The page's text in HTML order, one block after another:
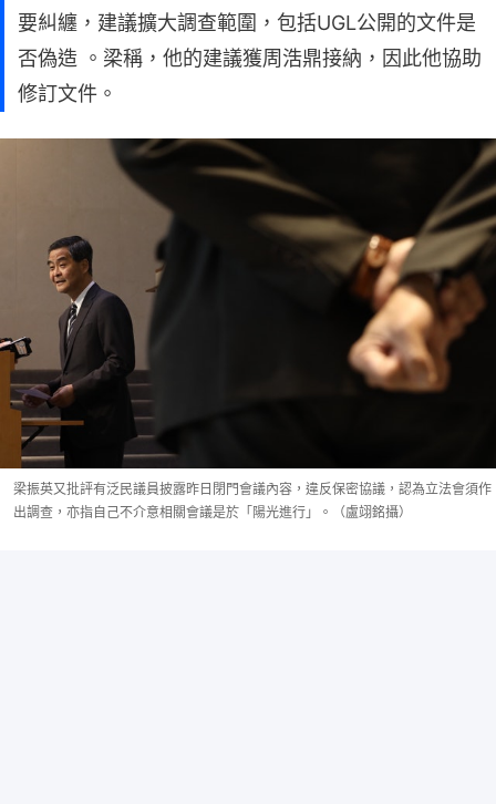
要糾纏，建議擴大調查範圍，包括UGL公開的文件是
否偽造 。梁稱，他的建議獲周浩鼎接納，因此他協助
修訂文件。
梁振英又批評有泛民議員披露昨日閉門會議內容，違反保密協議，認為立法會須作
出調查，亦指自己不介意相關會議是於「陽光進行」。（盧翊銘攝）